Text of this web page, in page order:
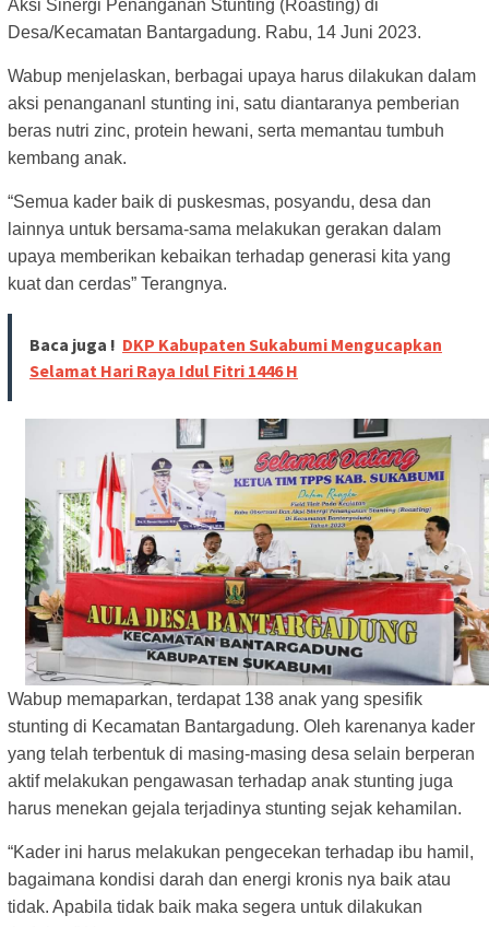
Aksi Sinergi Penanganan Stunting (Roasting) di
Desa/Kecamatan Bantargadung. Rabu, 14 Juni 2023.
Wabup menjelaskan, berbagai upaya harus dilakukan dalam
aksi penangananl stunting ini, satu diantaranya pemberian
beras nutri zinc, protein hewani, serta memantau tumbuh
kembang anak.
“Semua kader baik di puskesmas, posyandu, desa dan
lainnya untuk bersama-sama melakukan gerakan dalam
upaya memberikan kebaikan terhadap generasi kita yang
kuat dan cerdas” Terangnya.
Baca juga ! DKP Kabupaten Sukabumi Mengucapkan
Selamat Hari Raya Idul Fitri 1446 H
Wabup memaparkan, terdapat 138 anak yang spesifik
stunting di Kecamatan Bantargadung. Oleh karenanya kader
yang telah terbentuk di masing-masing desa selain berperan
aktif melakukan pengawasan terhadap anak stunting juga
harus menekan gejala terjadinya stunting sejak kehamilan.
“Kader ini harus melakukan pengecekan terhadap ibu hamil,
bagaimana kondisi darah dan energi kronis nya baik atau
tidak. Apabila tidak baik maka segera untuk dilakukan